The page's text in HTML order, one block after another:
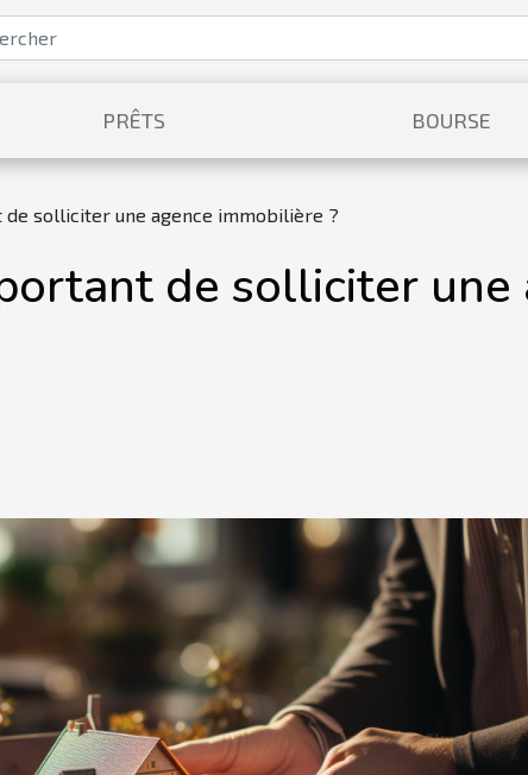
PRÊTS BOURSE
solliciter une agence immobilière ?
de solliciter une